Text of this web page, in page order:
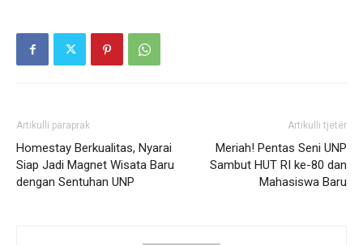
Artikulli paraprak
Homestay Berkualitas, Nyarai
Siap Jadi Magnet Wisata Baru
dengan Sentuhan UNP
Artikulli tjetër
Meriah! Pentas Seni UNP
Sambut HUT RI ke-80 dan
Mahasiswa Baru